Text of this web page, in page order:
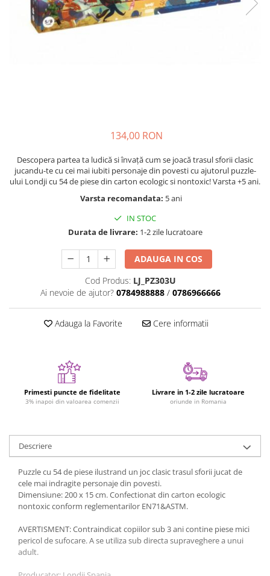
Nisip kinetic
Jucarii interactive
Banc de lucru pentru copii
Casa de papusi
Bormasina magica
Costum Halloween Copii
Animale de jucarie
Jucarii cu Dinozauri
Figurine cu animale domestice
Figurine
Jucarii cu cifre
Seturi Numberblocks
Jucarii de motricitate
Puzzle-uri
Puzzle clasic
Puzzle incastru
Puzzle de podea
IQ puzzle
Jucarii de baie
Zornaitoare
Jucarii dentitie
Cadou copii 8 ani
Cadou copii 9 ani
134,00 RON
Descopera partea ta ludică si învață cum se joacă trasul sforii clasic
jucandu-te cu cei mai iubiti personaje din povesti cu ajutorul puzzle-
ului Londji cu 54 de piese din carton ecologic si nontoxic! Varsta +5 ani.
Varsta recomandata: 5 ani
IN STOC
Durata de livrare: 1-2 zile lucratoare
ADAUGA IN COS
Cod Produs: LJ_PZ303U
Ai nevoie de ajutor? 0784988888 / 0786966666
Adauga la Favorite Cere informatii
Primesti puncte de fidelitate
3% inapoi din valoarea comenzii
Livrare in 1-2 zile lucratoare
oriunde in Romania
Descriere
Puzzle cu 54 de piese ilustrand un joc clasic trasul sforii jucat de
cele mai indragite personaje din povesti.
Dimensiune: 200 x 15 cm. Confectionat din carton ecologic
nontoxic conform reglementarilor EN71&ASTM.
AVERTISMENT: Contraindicat copiilor sub 3 ani contine piese mici
pericol de sufocare. A se utiliza sub directa supraveghere a unui
adult.